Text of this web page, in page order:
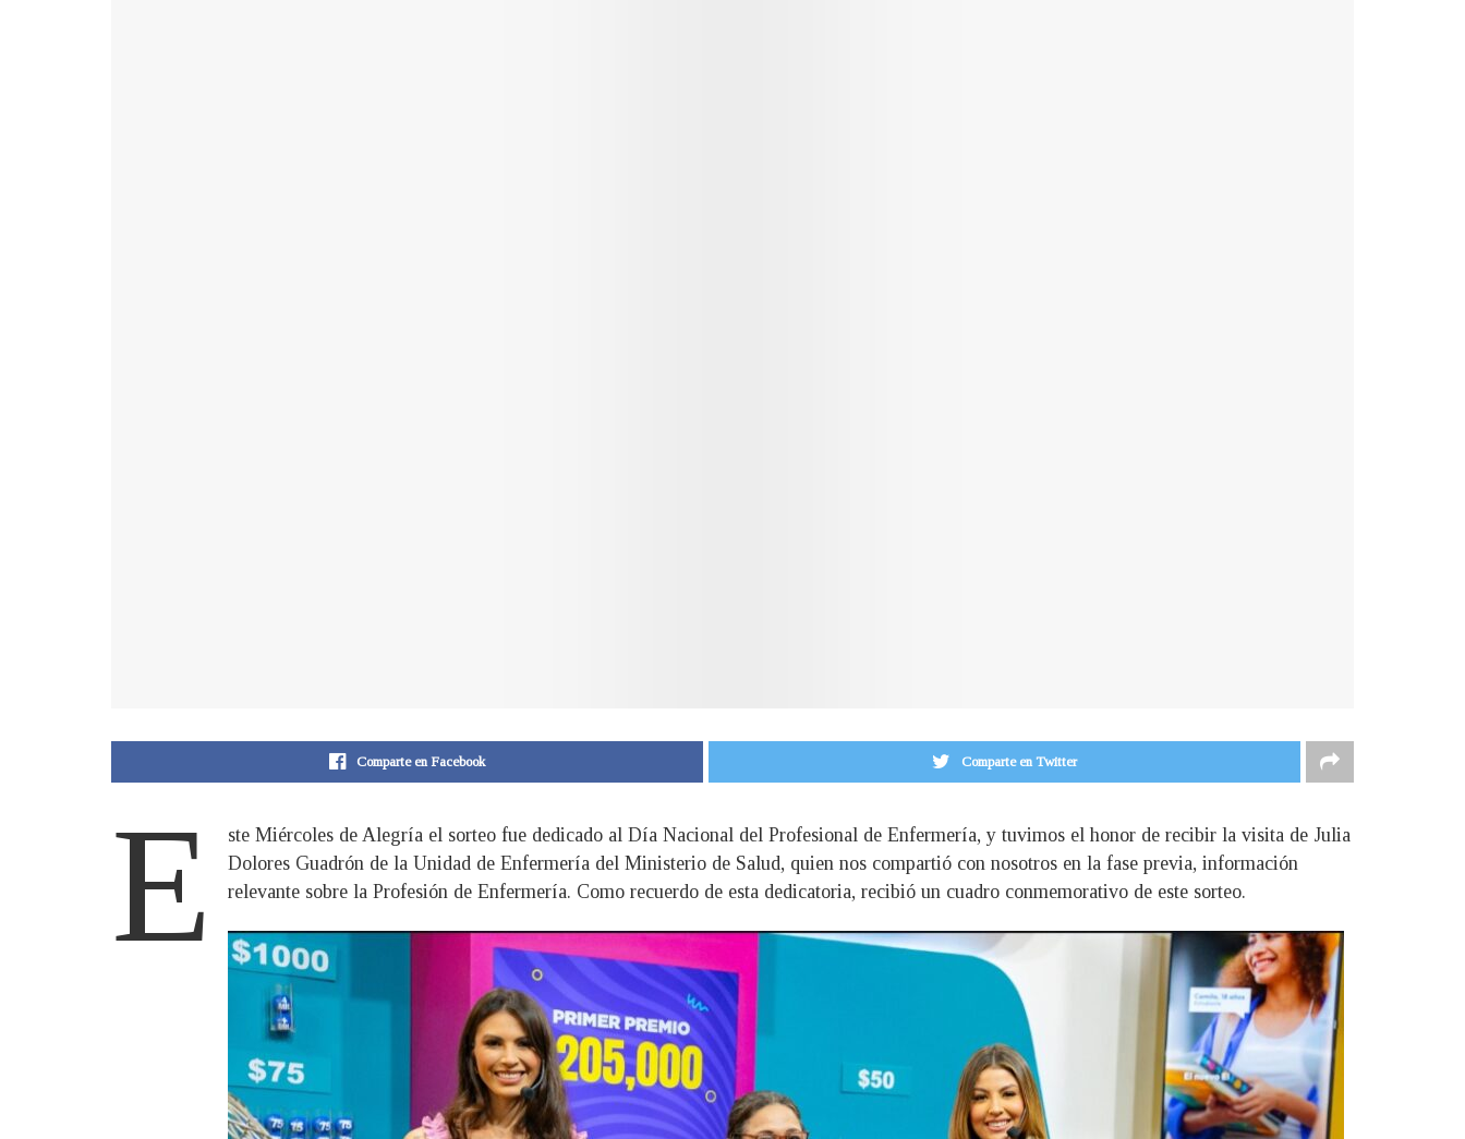
Comparte en Facebook Comparte en Twitter
E
ste Miércoles de Alegría el sorteo fue dedicado al Día Nacional del Profesional de Enfermería, y tuvimos el honor de recibir la visita de Julia
Dolores Guadrón de la Unidad de Enfermería del Ministerio de Salud, quien nos compartió con nosotros en la fase previa, información
relevante sobre la Profesión de Enfermería. Como recuerdo de esta dedicatoria, recibió un cuadro conmemorativo de este sorteo.